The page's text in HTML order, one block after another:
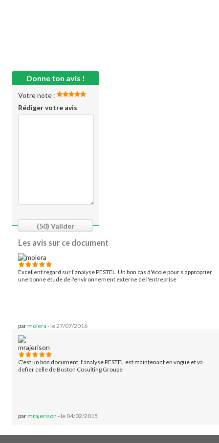
Donne ton avis !
Votre note :
Rédiger votre avis
(50) Valider
Les avis sur ce document
Excellent regard sur l'analyse PESTEL. Un bon cas d'école pour s'approprier
une bonne étude de l'environnement externe de l'entreprise
parmolera - le 27/07/2016
C'est un bon document, l'analyse PESTEL est maintenant en vogue et va
defier celle de Boston Cosulting Groupe
parmrajerison - le 04/02/2015